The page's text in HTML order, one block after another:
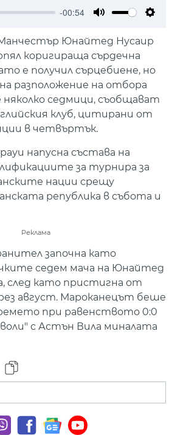
-00:54
Юнайтед Нусаир
коригираща сърдечна
е получил сърцебиене, но
разположение на отбора
седмици, съобщават
клуб, цитирани от
в четвъртък.
напусна състава на
за турнира за
нации срещу
република в събота и
Реклама
започна като
седем мача на Юнайтед
след като пристигна от
август. Мароканецът беше
при равенството 0:0
с Астън Вила миналата